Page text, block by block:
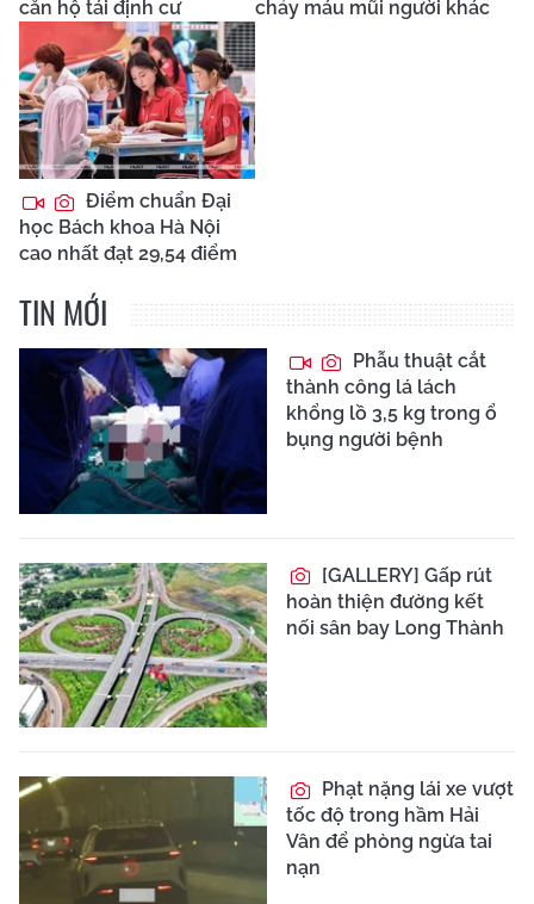
căn hộ tái định cư
chảy máu mũi người khác
Điểm chuẩn Đại
học Bách khoa Hà Nội
cao nhất đạt 29,54 điểm
TIN MỚI
Phẫu thuật cắt
thành công lá lách
khổng lồ 3,5 kg trong ổ
bụng người bệnh
[GALLERY] Gấp rút
hoàn thiện đường kết
nối sân bay Long Thành
Phạt nặng lái xe vượt
tốc độ trong hầm Hải
Vân để phòng ngừa tai
nạn